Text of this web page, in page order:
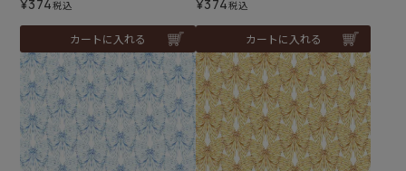
¥374税込
カートに入れる
¥374税込
カートに入れる